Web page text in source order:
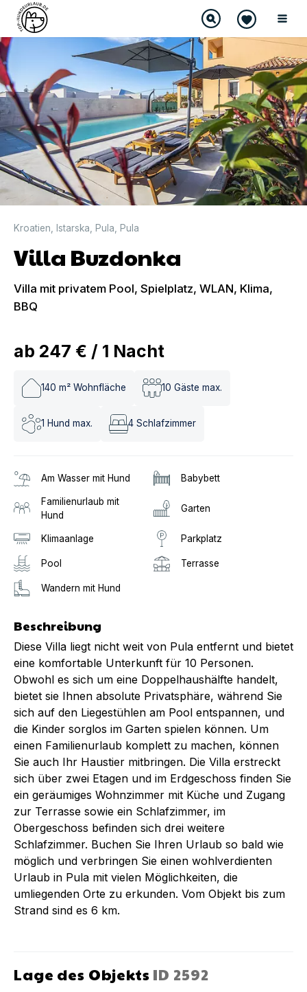
DIREKT BUCHBAR
Kroatien Istarska Pula Pula
Villa Buzdonka
Villa mit privatem Pool, Spielplatz, WLAN, Klima,
BBQ
ab 247 € / 1 Nacht
140 m² Wohnfläche 10 Gäste max.
1 Hund max. 4 Schlafzimmer
Am Wasser mit Hund Babybett
Familienurlaub mit
Hund
Garten
Klimaanlage Parkplatz
Pool Terrasse
Wandern mit Hund
Beschreibung
Diese Villa liegt nicht weit von Pula entfernt und bietet
eine komfortable Unterkunft für 10 Personen.
Obwohl es sich um eine Doppelhaushälfte handelt,
bietet sie Ihnen absolute Privatsphäre, während Sie
sich auf den Liegestühlen am Pool entspannen, und
die Kinder sorglos im Garten spielen können. Um
einen Familienurlaub komplett zu machen, können
Sie auch Ihr Haustier mitbringen. Die Villa erstreckt
sich über zwei Etagen und im Erdgeschoss finden Sie
ein geräumiges Wohnzimmer mit Küche und Zugang
zur Terrasse sowie ein Schlafzimmer, im
Obergeschoss befinden sich drei weitere
Schlafzimmer. Buchen Sie Ihren Urlaub so bald wie
möglich und verbringen Sie einen wohlverdienten
Urlaub in Pula mit vielen Möglichkeiten, die
umliegenden Orte zu erkunden. Vom Objekt bis zum
Strand sind es 6 km.
Lage des Objekts ID 2592